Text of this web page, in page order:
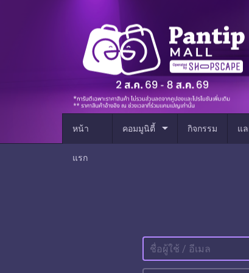
หน้า
แรก
คอมมูนิตี้ arrow_drop_down กิจกรรม แ